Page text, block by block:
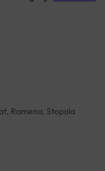
Ramena, Stopala